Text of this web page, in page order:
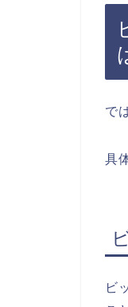
で
具
ビ